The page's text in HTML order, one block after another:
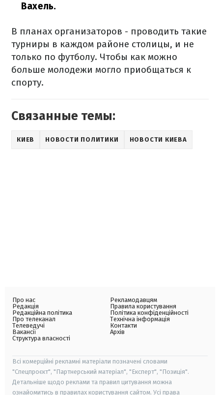
Вахель.
В планах организаторов - проводить такие
турниры в каждом районе столицы, и не
только по футболу. Чтобы как можно
больше молодежи могло приобщаться к
спорту.
Связанные темы:
КИЕВ НОВОСТИ ПОЛИТИКИ НОВОСТИ КИЕВА
Про нас
Редакція
Редакційна політика
Про телеканал
Телеведучі
Вакансії
Структура власності
Рекламодавцям
Правила користування
Політика конфіденційності
Технічна інформація
Контакти
Архів
Всі комерційні рекламні матеріали позначені словами
"Спецпроєкт", "Партнерський матеріал", "Експерт", "Позиція".
Детальніше щодо реклами та правил цитування можна
ознайомитись в правилах користування сайтом. Усі права